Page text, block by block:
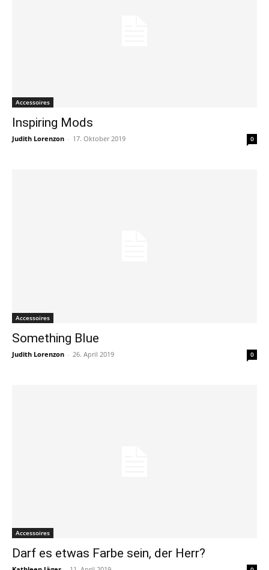
Accessoires
Inspiring Mods
Judith Lorenzon - 17. Oktober 2019 0
Accessoires
Something Blue
Judith Lorenzon - 26. April 2019 0
Accessoires
Darf es etwas Farbe sein, der Herr?